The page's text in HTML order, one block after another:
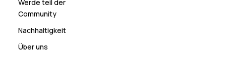
Werde teil der
Community
Nachhaltigkeit
Über uns